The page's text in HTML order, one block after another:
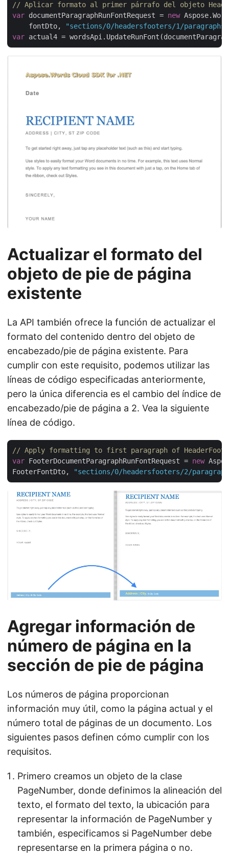
// Aplicar formato al primer párrafo del objeto
var documentParagraphRunFontRequest = new
    fontDto,
"sections/0/headersfooters/1/
var
Actualizar el formato del
objeto de pie de página
existente
La API también ofrece la función de actualizar el
formato del contenido dentro del objeto de
encabezado/pie de página existente. Para
cumplir con este requisito, podemos utilizar las
líneas de código especificadas anteriormente,
pero la única diferencia es el cambio del índice de
encabezado/pie de página a 2. Vea la siguiente
línea de código.
// Apply formatting to first paragraph of
var FooterDocumentParagraphRunFontRequest = new
FooterFontDto,
"sections/0/headersfooters/2/
Agregar información de
número de página en la
sección de pie de página
Los números de página proporcionan
información muy útil, como la página actual y el
número total de páginas de un documento. Los
siguientes pasos definen cómo cumplir con los
requisitos.
Primero creamos un objeto de la clase
PageNumber, donde definimos la alineación del
texto, el formato del texto, la ubicación para
representar la información de PageNumber y
también, especificamos si PageNumber debe
representarse en la primera página o no.